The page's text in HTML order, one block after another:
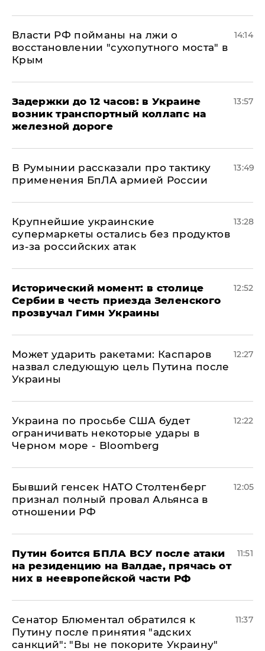
Власти РФ пойманы на лжи о
восстановлении "сухопутного моста" в
Крым
14:14
Задержки до 12 часов: в Украине
возник транспортный коллапс на
железной дороге
13:57
В Румынии рассказали про тактику
применения БпЛА армией России
13:49
Крупнейшие украинские
супермаркеты остались без продуктов
из-за российских атак
13:28
Исторический момент: в столице
Сербии в честь приезда Зеленского
прозвучал Гимн Украины
12:52
Может ударить ракетами: Каспаров
назвал следующую цель Путина после
Украины
12:27
Украина по просьбе США будет
ограничивать некоторые удары в
Черном море - Bloomberg
12:22
Бывший генсек НАТО Столтенберг
признал полный провал Альянса в
отношении РФ
12:05
Путин боится БПЛА ВСУ после атаки
на резиденцию на Валдае, прячась от
них в неевропейской части РФ
11:51
Сенатор Блюментал обратился к
Путину после принятия "адских
санкций": "Вы не покорите Украину"
11:37